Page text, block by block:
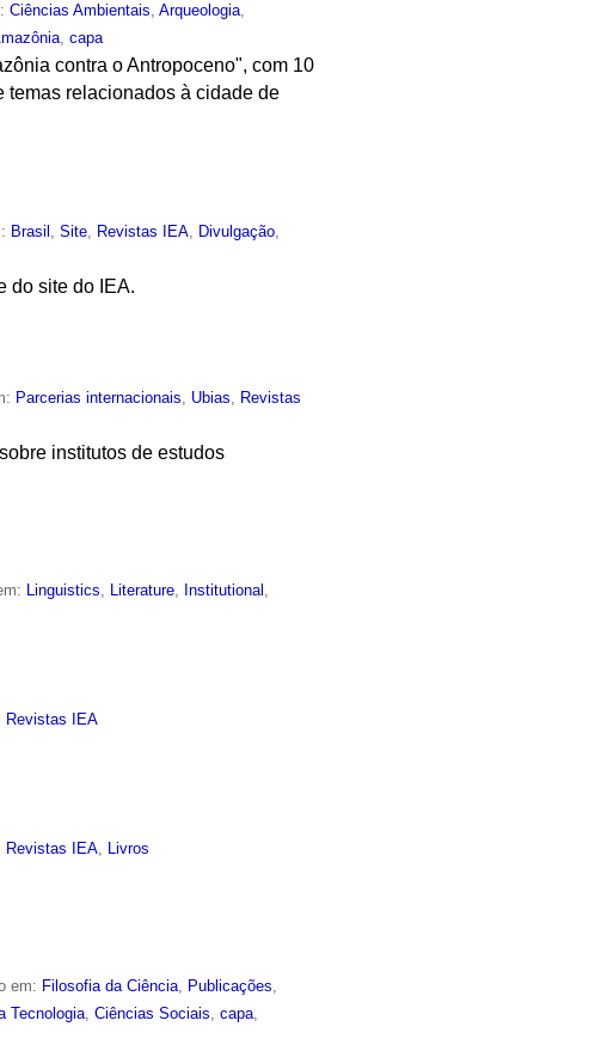
Ciências Ambientais,Arqueologia,
,capa
contra o Antropoceno", com 10
temas relacionados à cidade de
Brasil ,Site Revistas IEA Divulgação
do site do IEA.
Parcerias internacionais Ubias
Revistas
institutos de estudos
Linguistics, Literature, Institutional ,
Revistas IEA
Revistas IEA Livros
em: Filosofia da Ciência, Publicações,
Tecnologia,Ciências Sociais,capa,